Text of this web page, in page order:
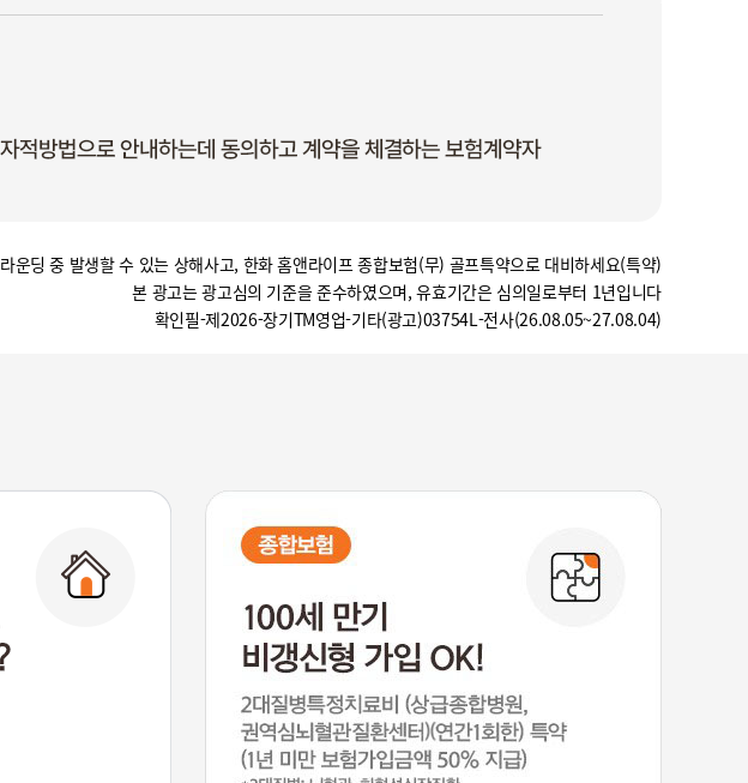
라운딩 중 발생할 수 있는 상해사고, 한화 홈앤라이프 종합보험(무) 골프특약으로 대비하세요(특약)
본 광고는 광고심의 기준을 준수하였으며, 유효기간은 심의일로부터 1년입니다
확인필-제2026-장기TM영업-기타(광고)03754L-전사(26.08.05~27.08.04)